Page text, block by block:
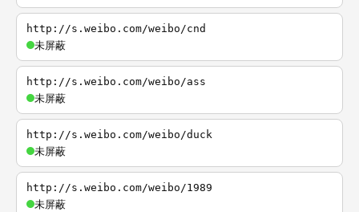
http://s.weibo.com/weibo/cnd
未屏蔽
http://s.weibo.com/weibo/ass
未屏蔽
http://s.weibo.com/weibo/duck
未屏蔽
http://s.weibo.com/weibo/1989
未屏蔽